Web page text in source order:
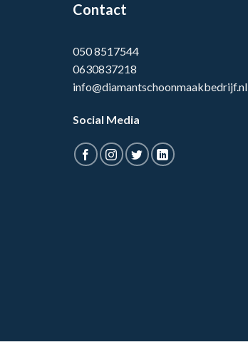
Contact
050 8517544
0630837218
info@diamantschoonmaakbedrijf.nl
Social Media